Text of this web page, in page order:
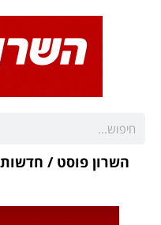
השרון פוסט /